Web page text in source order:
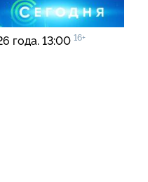
года. 13:00 16+